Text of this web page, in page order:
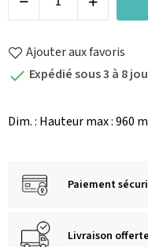
Ajouter aux favoris
 Expédié sous 3 à 8
Dim. : Hauteur max : 960
Paiement
Livraison